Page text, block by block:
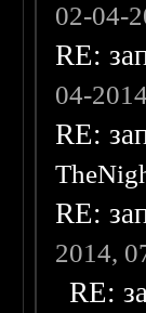
02-04-
RE:
04-
RE:
RE:
2014,
RE: